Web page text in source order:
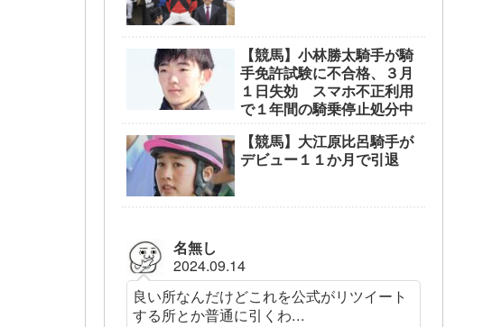
【競馬】小林勝太騎手が騎
手免許試験に不合格、３月
１日失効 スマホ不正利用
で１年間の騎乗停止処分中
【競馬】大江原比呂騎手が
デビュー１１か月で引退
名無し
2024.09.14
良い所なんだけどこれを公式がリツイート
する所とか普通に引くわ...